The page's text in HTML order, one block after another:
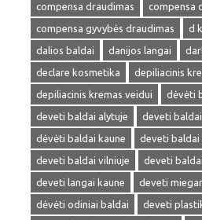
compensa draudimas
compensa
compensa gyvybės draudimas
d
dalios baldai
danijos langai
declare kosmetika
depiliacinis
depiliacinis kremas veidui
dėvėti
deveti baldai alytuje
deveti
dėvėti baldai kaune
deveti baldai
deveti baldai vilniuje
deveti
deveti langai kaune
deveti
dėvėti odiniai baldai
deveti